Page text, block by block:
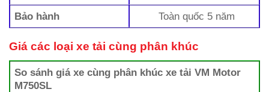
Bảo hành
Toàn quốc 5 năm
Giá các loại xe tải cùng phân khúc
So sánh giá xe cùng phân khúc xe tải VM Motor
M750SL